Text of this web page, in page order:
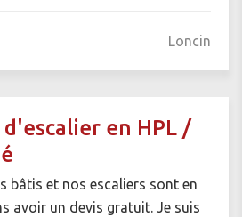
Loncin
en HPL /
bâtis et nos escaliers sont en
avoir un devis gratuit. Je suis